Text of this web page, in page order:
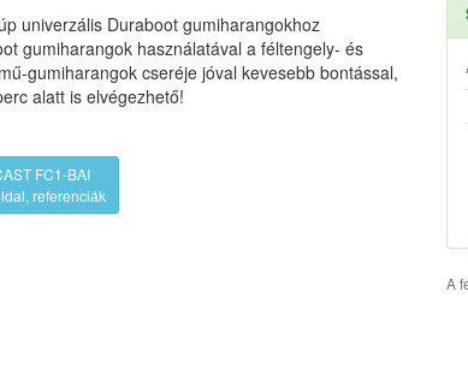
univerzális Duraboot gumiharangokhoz
gumiharangok használatával a féltengely- és
gumiharangok cseréje jóval kevesebb bontással,
alatt is elvégezhető!
FC1-BAI
referenciák
A